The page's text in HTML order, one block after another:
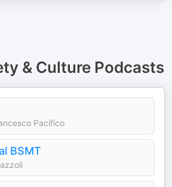
& CulturePodcasts
Pacifico
BSMT